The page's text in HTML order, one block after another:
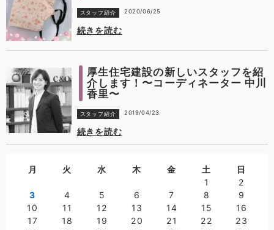
スタッフ紹介 2020/06/25
続きを読む
厚生住宅建設の新しいスタッフを紹
介します！〜コーディネーター 中川
香里〜
スタッフ紹介 2019/04/23
続きを読む
月 火 水 木 金 土
日
1
2
3
4 5 6 7 8
9
10
11 12 13 14 15
16
17
18 19 20 21 22
23